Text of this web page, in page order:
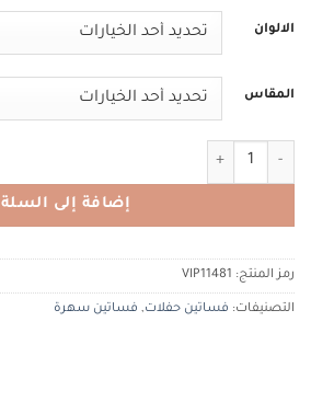
الالوان
المقاس
إضافة إلى السلة
رمز المنتج: VIP11481
التصنيفات: فساتين حفلات, فساتين سهرة